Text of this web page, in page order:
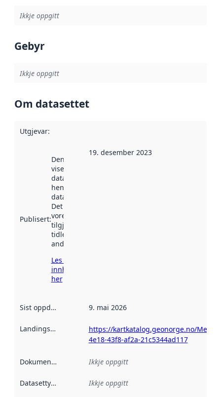
Ikkje oppgitt
Gebyr
Ikkje oppgitt
Om datasettet
Utgjevar:
Publisert:
Denne datoen
viser når
datasettet vart
henta inn av
data.norge.no.
Det kan ha
vore
tilgjengeleg
tidlegare
andre stader.
Les meir om
innhenting
her
19. desember 2023
Sist oppdatert 9. mai 2026
Landingsside
https://kartkatalog.geonorge.no/
4e18-43f8-af2a-21c5344ad117
Dokumentasjon Ikkje oppgitt
Datasettype Ikkje oppgitt